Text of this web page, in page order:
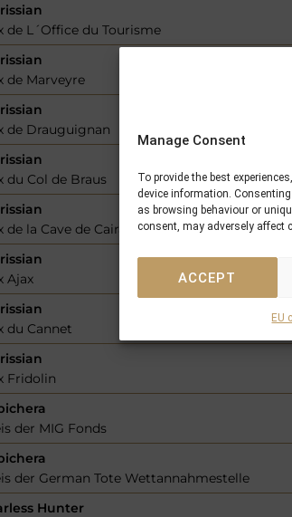
Manage Consent
To provide the best
device information.
as browsing behaviour or
consent, may adversely affect
ACCEPT
EU
de L´Office du Tourisme
de Marveyre
de Drauguignan
du Col de Braus
de la Cave de Cairanne
Ajax
du Cannet
Fridolin
der MIG Fonds
der German Tote Wettannahmestelle
Hunter